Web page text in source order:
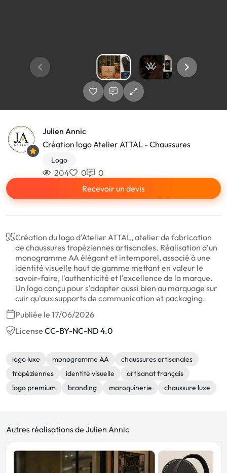
Julien Annic
Création logo Atelier ATTAL - Chaussures
Logo
204 0
0
Recevoir un devis
Création du logo d'Atelier ATTAL, atelier de fabrication
de chaussures tropéziennes artisanales. Réalisation d'un
monogramme AA élégant et intemporel, associé à une
identité visuelle haut de gamme mettant en valeur le
savoir-faire, l'authenticité et l'excellence de la marque.
Un logo conçu pour s'adapter aussi bien au marquage sur
cuir qu'aux supports de communication et packaging.
Publiée le 17/06/2026
License CC-BY-NC-ND 4.0
logo luxe monogramme AA
chaussures artisanales
tropéziennes
identité visuelle
artisanat français
logo premium
branding maroquinerie chaussure luxe
Autres réalisations de Julien Annic